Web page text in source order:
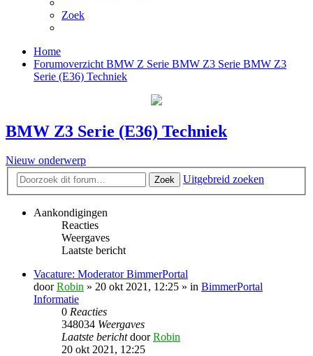
Zoek
Home
Forumoverzicht BMW Z Serie BMW Z3 Serie BMW Z3
Serie (E36) Techniek
BMW Z3 Serie (E36) Techniek
Nieuw onderwerp
Zoek Uitgebreid zoeken
Aankondigingen
Reacties
Weergaves
Laatste bericht
Vacature: Moderator BimmerPortal
doorRobin » 20 okt 2021, 12:25 » in BimmerPortal
Informatie
0 Reacties
348034 Weergaves
Laatste berichtdoorRobin
20 okt 2021, 12:25